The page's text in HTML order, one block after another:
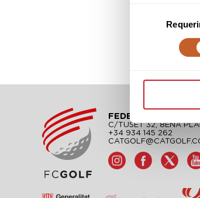
consentiment
FEDERACIÓ
C/TUSET 32, 8ÈNA
+34 934 145 262